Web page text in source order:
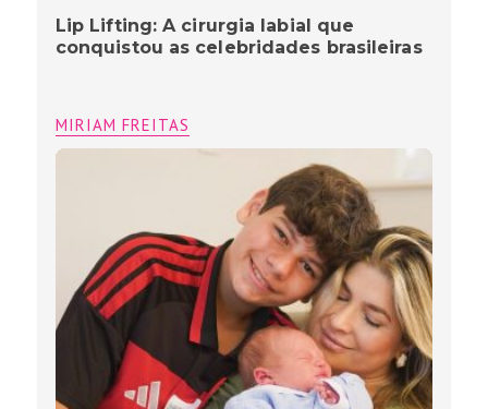
Lip Lifting: A cirurgia labial que
conquistou as celebridades brasileiras
MIRIAM FREITAS